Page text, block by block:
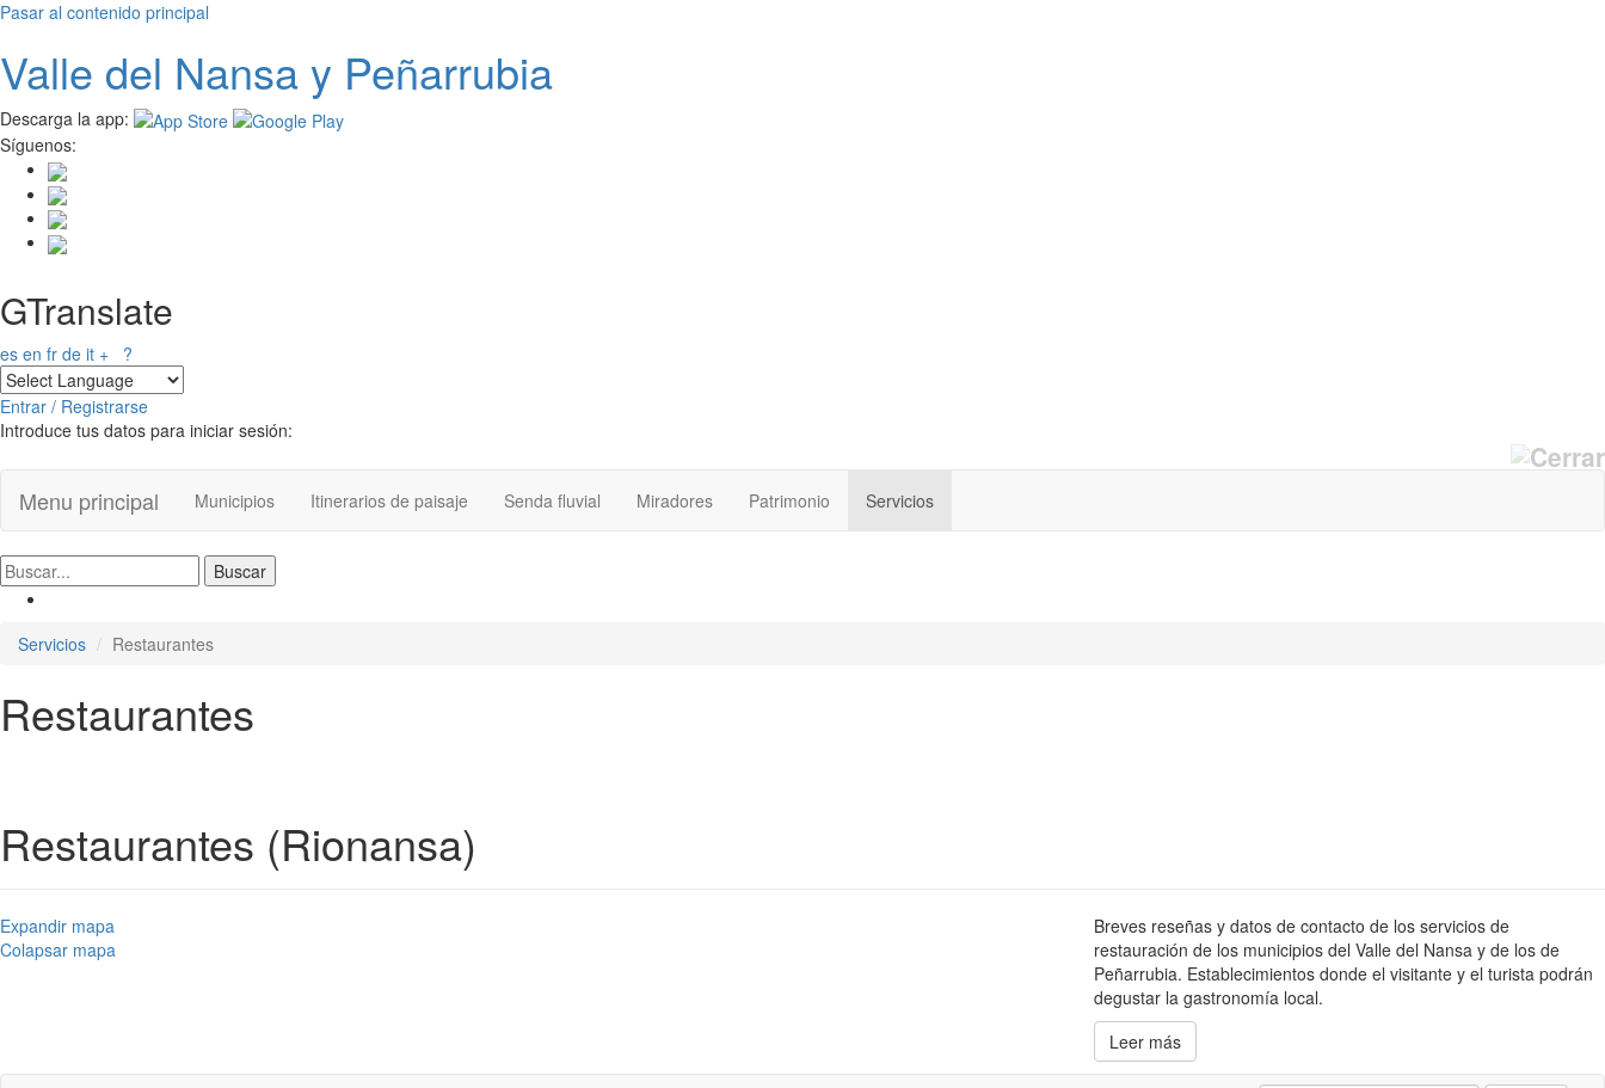
Pasar al contenido principal
Valle del Nansay Peñarrubia
Descarga la app:
Síguenos:
GTranslate
es en fr de it + ?
Entrar / Registrarse
Introduce tus datos para iniciar sesión:
Menu principal Municipios Itinerarios de paisaje Senda fluvial Miradores Patrimonio Servicios
Servicios Restaurantes
Restaurantes
Restaurantes (Rionansa)
Expandir mapa
Colapsar mapa
Breves reseñas y datos de contacto de los servicios de
restauración de los municipios del Valle del Nansa y de los de
Peñarrubia. Establecimientos donde el visitante y el turista podrán
degustar la gastronomía local.
Leer más